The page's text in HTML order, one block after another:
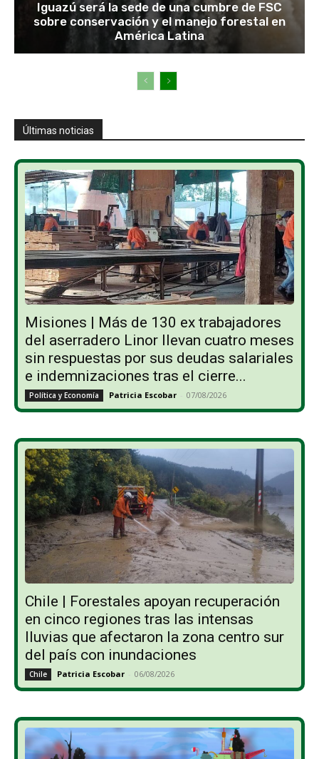
Iguazú será la sede de una cumbre de FSC
sobre conservación y el manejo forestal en
América Latina
Últimas noticias
Misiones | Más de 130 ex trabajadores
del aserradero Linor llevan cuatro meses
sin respuestas por sus deudas salariales
e indemnizaciones tras el cierre...
Política y Economía Patricia Escobar - 07/08/2026
Chile | Forestales apoyan recuperación
en cinco regiones tras las intensas
lluvias que afectaron la zona centro sur
del país con inundaciones
Chile Patricia Escobar - 06/08/2026